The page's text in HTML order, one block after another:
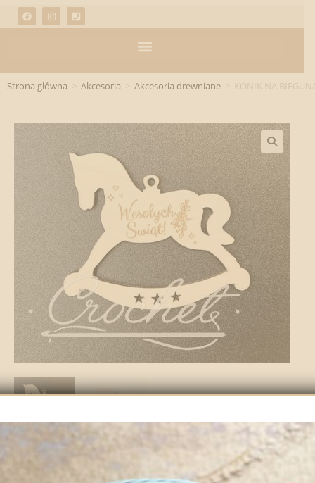
Strona główna Akcesoria Akcesoria drewniane
🔍
KONIK NA BIEGUNACH